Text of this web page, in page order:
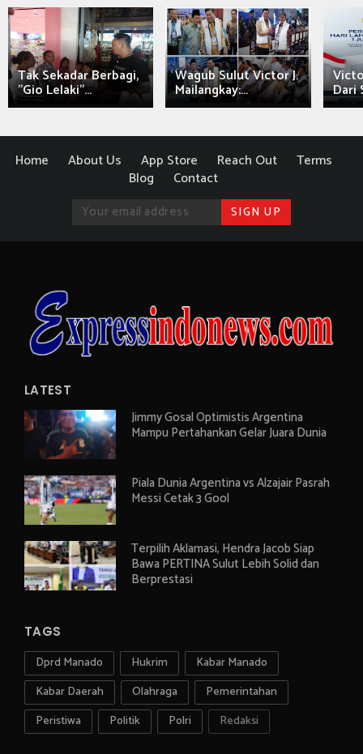
Tak Sekadar Berbagi,
"Gio Lelaki"...
Wagub Sulut Victor J.
Mailangkay:... Dari
Home About Us App Store Reach Out
Terms
Blog
Contact
LATEST
Jimmy Gosal Optimistis Argentina
Mampu Pertahankan Gelar Juara Dunia
Piala Dunia Argentina vs Alzajair Pasrah
Messi Cetak 3 Gool
Terpilih Aklamasi, Hendra Jacob Siap
Bawa PERTINA Sulut Lebih Solid dan
Berprestasi
TAGS
Dprd Manado Hukrim
Kabar Manado
Kabar Daerah
Olahraga
Pemerintahan
Peristiwa
Politik Polri Redaksi